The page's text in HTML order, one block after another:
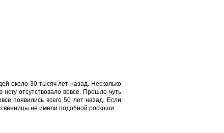
около 30 тысяч лет назад. Несколько
отсутствовало вовсе. Прошло чуть
появились всего 50 лет назад. Если
не имели подобной роскоши